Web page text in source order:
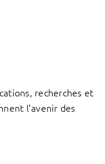
recherches et
l’avenir des